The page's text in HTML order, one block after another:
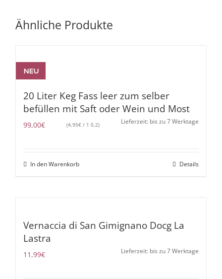
Ähnliche Produkte
NEU
20 Liter Keg Fass leer zum selber
befüllen mit Saft oder Wein und Most
99,00€ (4,95€ / 1 0,2) Lieferzeit: bis zu 7 Werktage
In den Warenkorb Details
Vernaccia di San Gimignano Docg La
Lastra
11,99€ Lieferzeit: bis zu 7 Werktage